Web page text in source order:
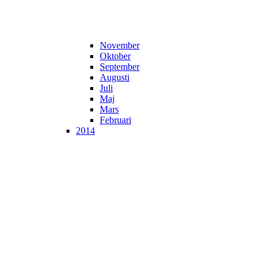
November
Oktober
September
Augusti
Juli
Maj
Mars
Februari
2014